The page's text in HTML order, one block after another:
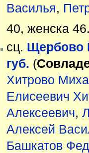
Василья,
40, женска
сц. Щербово
губ. (
Хитрово
Елисеевич
Алексеевич,
Алексей
Башкатов